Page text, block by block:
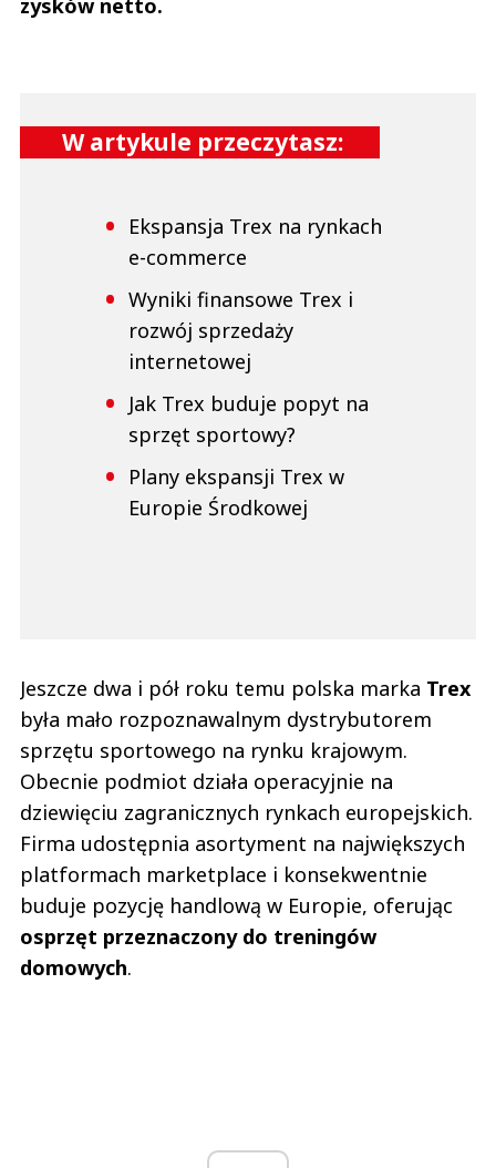
zysków netto.
W artykule przeczytasz:
Ekspansja Trex na rynkach
e-commerce
Wyniki finansowe Trex i
rozwój sprzedaży
internetowej
Jak Trex buduje popyt na
sprzęt sportowy?
Plany ekspansji Trex w
Europie Środkowej
Jeszcze dwa i pół roku temu polska marka Trex
była mało rozpoznawalnym dystrybutorem
sprzętu sportowego na rynku krajowym.
Obecnie podmiot działa operacyjnie na
dziewięciu zagranicznych rynkach europejskich.
Firma udostępnia asortyment na największych
platformach marketplace i konsekwentnie
buduje pozycję handlową w Europie, oferując
osprzęt przeznaczony do treningów
domowych.